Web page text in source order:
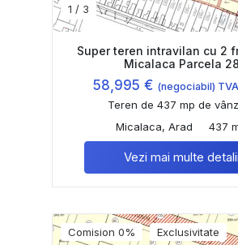
1 / 3
Super teren intravilan cu 2
Micalaca Parcela 28
58,995 € (negociabil)
Teren de 437 mp de
Micalaca, Arad
437
Vezi mai multe detalii
Comision 0% Exclusivitate